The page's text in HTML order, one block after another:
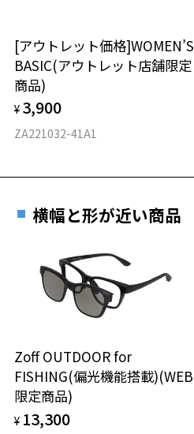
材質
フロント素材：メタル
[アウトレット価格]WOMEN’S
BASIC(アウトレット店舗限定
商品)
¥ 3,900
ZA221032-41A1
横幅と形が近い商品
Zoff OUTDOOR for
FISHING(偏光機能搭載)(WEB
限定商品)
¥ 13,300